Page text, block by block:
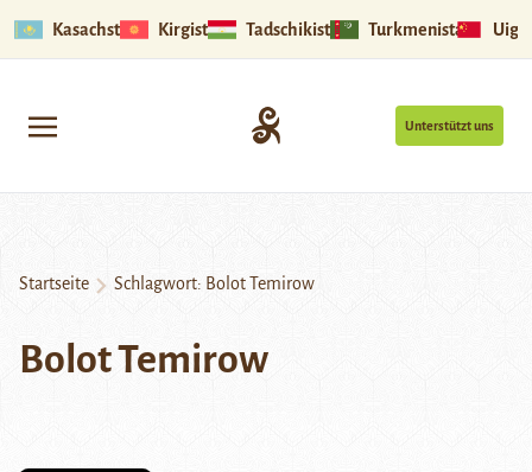
Kasachstan Kirgistan Tadschikistan Turkmenistan
Unterstützt uns
Startseite Schlagwort: Bolot Temirow
Bolot Temirow